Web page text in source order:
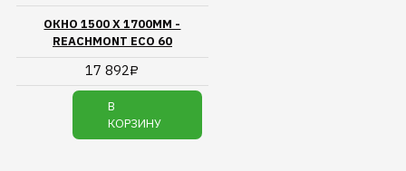
ОКНО 1500 Х 1700ММ -
REACHMONT ECO 60
17 892₽
В
КОРЗИНУ